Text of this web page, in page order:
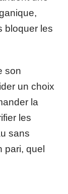
bloquer les
son
un choix
la
les
sans
pari, quel